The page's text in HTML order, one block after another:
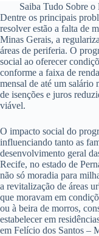
Saiba Tudo Sobre
Dentre os principais
resolver estão a falta de
Minas Gerais, a
áreas de periferia. O
social ao oferecer
conforme a faixa de
mensal de até um salário
de isenções e juros
viável.
O impacto social do
influenciando tanto as
desenvolvimento geral
Recife, no estado de
não só moradia para
a revitalização de áreas
que moravam em
ou à beira de morros,
estabelecer em
em Felício dos Santos –